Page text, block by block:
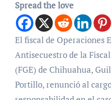
Spread the love
El fiscal de Operaciones Estratégicas y
Antisecuestro de la
(FGE) de Chihuahua,
Portillo, renunció al